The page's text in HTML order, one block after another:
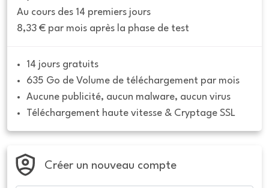
Au cours des 14 premiers jours
8,33 € par mois après la phase de test
14 jours gratuits
635 Go de Volume de téléchargement par mois
Aucune publicité, aucun malware, aucun virus
Téléchargement haute vitesse & Cryptage SSL
Créer un nouveau compte